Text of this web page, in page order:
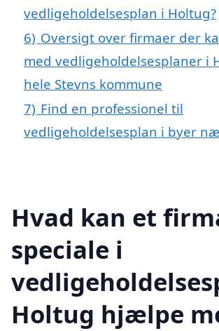
vedligeholdelsesplan i Holtug?
6) Oversigt over firmaer der
med vedligeholdelsesplaner i
hele Stevns kommune
7) Find en professionel til
vedligeholdelsesplan i byer
Hvad kan et
speciale i
Holtug hjælpe